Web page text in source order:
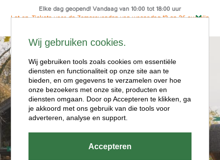
Elke dag geopend! Vandaag van 10:00 tot 18:00 uur
Let op: Tickets voor de Zomeravonden van woensdag 12 en 26 aug zijn
Ga
naar
de
inhoud
Openingstijde
Wij gebruiken cookies.
Wij gebruiken tools zoals cookies om essentiële
diensten en functionaliteit op onze site aan te
bieden, en om gegevens te verzamelen over hoe
onze bezoekers met onze site, producten en
diensten omgaan. Door op Accepteren te klikken, ga
je akkoord met ons gebruik van die tools voor
adverteren, analyse en support.
Accepteren